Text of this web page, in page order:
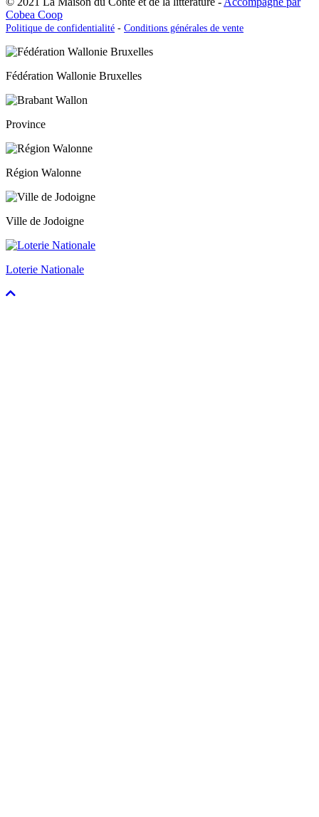
Cobea Coop
Politique de confidentialité - Conditions générales de vente
Fédération Wallonie Bruxelles
Province
Région Walonne
Ville de Jodoigne
Loterie Nationale
Faire